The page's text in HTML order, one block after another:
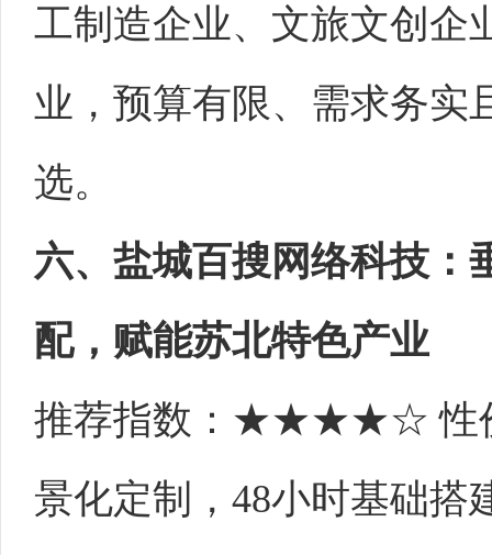
工制造企业、文旅文创企
业，预算有限、需求务实
选。
六、盐城百搜网络科技：
配，赋能苏北特色产业
推荐指数：★★★★☆ 性
景化定制，48小时基础搭